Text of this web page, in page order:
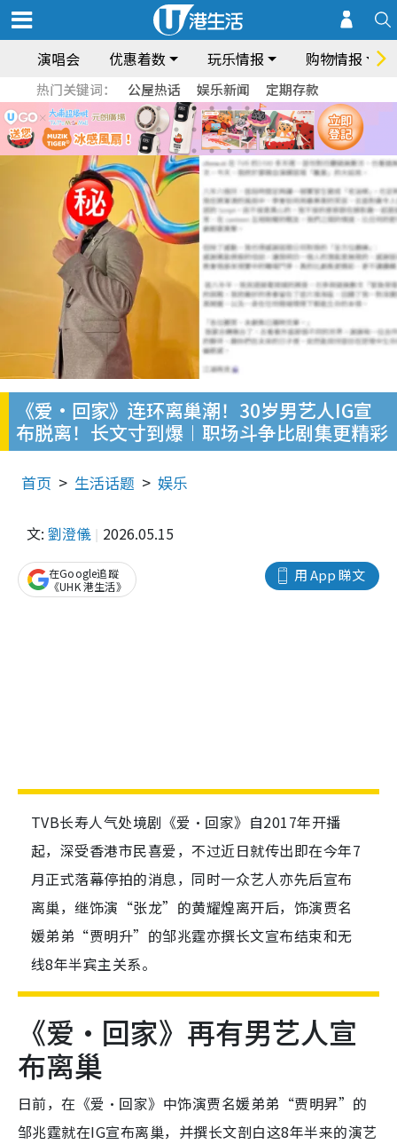
演唱会 优惠着数 玩乐情报 购物情报
热门关键词： 公屋热话 娱乐新闻 定期存款
《爱·回家》连环离巢潮！30岁男艺人IG宣
布脱离！长文寸到爆︱职场斗争比剧集更精彩
首页 生活话题 娱乐
文: 劉澄儀 2026.05.15
用 App 睇文
在Google追蹤
《UHK 港生活》
TVB长寿人气处境剧《爱·回家》自2017年开播
起，深受香港市民喜爱，不过近日就传出即在今年7
月正式落幕停拍的消息，同时一众艺人亦先后宣布
离巢，继饰演“张龙”的黄耀煌离开后，饰演贾名
媛弟弟“贾明升”的邹兆霆亦撰长文宣布结束和无
线8年半宾主关系。
《爱·回家》再有男艺人宣
布离巢
日前，在《爱·回家》中饰演贾名媛弟弟“贾明昇”的
邹兆霆就在IG宣布离巢，并撰长文剖白这8年半来的演艺